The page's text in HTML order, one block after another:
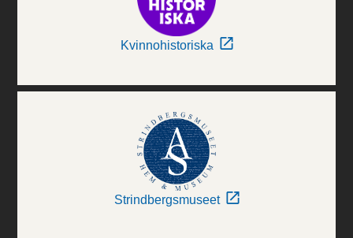
Kvinnohistoriska
Strindbergsmuseet